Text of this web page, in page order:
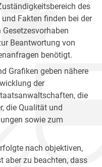
des
Fakten finden bei der
Beantwortung von
benötigt.
Grafiken geben nähere
der
die
die Qualität und
sowie zum
nach objektiven,
aber zu beachten, dass